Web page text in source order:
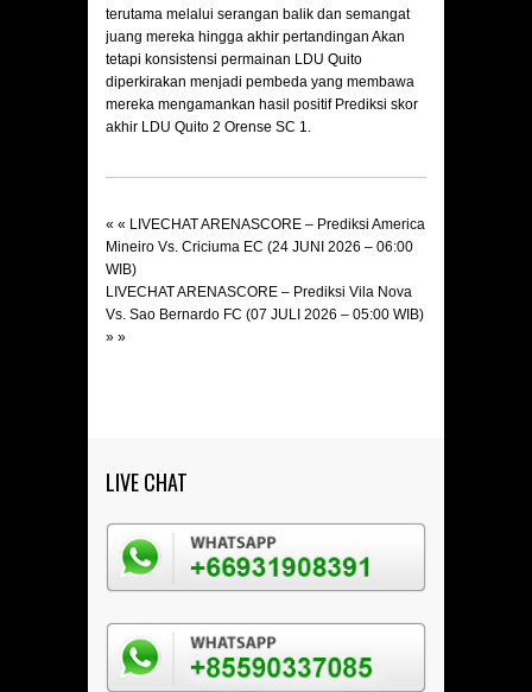
terutama melalui serangan balik dan semangat
juang mereka hingga akhir pertandingan Akan
tetapi konsistensi permainan LDU Quito
diperkirakan menjadi pembeda yang membawa
mereka mengamankan hasil positif Prediksi skor
akhir LDU Quito 2 Orense SC 1.
« « LIVECHAT ARENASCORE – Prediksi America
Mineiro Vs. Criciuma EC (24 JUNI 2026 – 06:00
WIB)
LIVECHAT ARENASCORE – Prediksi Vila Nova
Vs. Sao Bernardo FC (07 JULI 2026 – 05:00 WIB)
» »
LIVE CHAT